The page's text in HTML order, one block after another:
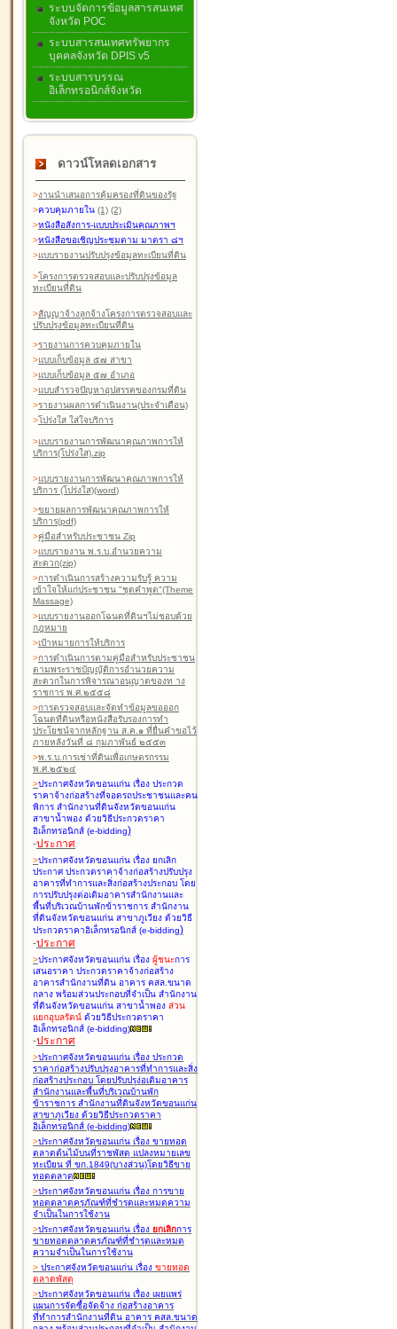
ระบบจัดการข้อมูลสารสนเทศ
จังหวัด POC
ระบบสารสนเทศทรัพยากร
บุคคลจังหวัด DPIS v5
ระบบสารบรรณ
อิเล็กทรอนิกส์จังหวัด
ดาวน์โหลดเอกสาร
>งานนำเสนอการคุ้มครองที่ดินของรัฐ
>ควบคุมภายใน (1) (2)
>หนังสือสังการ-แบบประเมินคุณภาพฯ
>หนังสือขอเชิญประชุมตาม มาตรา ๘ฯ
>แบบรายงานปรับปรุงข้อมูลทะเบียนที่ดิน
>โครงการตรวจสอบและปรับปรุงข้อมูล
ทะเบียนที่ดิน
>สัญญาจ้างลูกจ้างโครงการตรวจสอบและ
ปรับปรุงข้อมูลทะเบียนที่ดิน
>รายงานการควบคุมภายใน
>แบบเก็บข้อมูล ๕๗ สาขา
>แบบเก็บข้อมูล ๕๗ อำเภอ
>แบบสำรวจปัญหาอุปสรรคของกรมที่ดิน
>รายงานผลการดำเนินงาน(ประจำเดือน)
>โปร่งใส ใส่ใจบริการ
>แบบรายงานการพัฒนาคุณภาพการให้
บริการ(โปร่งใส).zip
>แบบรายงานการพัฒนาคุณภาพการให้
บริการ (โปร่งใส)(word)
>ขยายผลการพัฒนาคุณภาพการให้
บริการ(pdf)
>คู่มือสำหรับประชาชน Zip
>แบบรายงาน พ.ร.บ.อำนวยความ
สะดวก(zip)
>การดำเนินการสร้างความรับรู้ ความ
เข้าใจให้แก่ประชาชน "ชุดคำพูด"(Theme
Massage)
>แบบรายงานออกโฉนดที่ดินฯไม่ชอบด้วย
กฎหมาย
>เป้าหมายการให้บริการ
>การดำเนินการตามคู่มือสำหรับประชาชน
ตามพระราชบัญญัติการอำนวยความ
สะดวกในการพิจารณาอนุญาตของท าง
ราชการ พ.ศ.๒๕๕๘
>การตรวจสอบและจัดทำข้อมูลขอออก
โฉนดที่ดินหรือหนังสือรับรองการทำ
ประโยชน์จากหลักฐาน ส.ค.๑ ที่ยื่นคำขอไว้
ภายหลังวันที่ ๘ กุมภาพันธ์ ๒๕๕๓
>พ.ร.บ.การเช่าที่ดินเพื่อเกษตรกรรม
พ.ศ.๒๕๒๔
>ประกาศจังหวัดขอนแก่น เรื่อง ประกวด
ราคาจ้างก่อสร้างที่จอดรถประชาชนและคน
พิการ สำนักงานที่ดินจังหวัดขอนแก่น
สาขาน้ำพอง ด้วยวิธีประกวดราคา
อิเล็กทรอนิกส์ (e-bidding)
-ประกาศ
>ประกาศจังหวัดขอนแก่น เรื่อง ยกเลิก
ประกาศ ประกวดราคาจ้างก่อสร้างปรับปรุง
อาคารที่ทำการและสิ่งก่อสร้างประกอบ โดย
การปรับปรุงต่อเติมอาคารสำนักงานและ
พื้นที่บริเวณบ้านพักข้าราชการ สำนักงาน
ที่ดินจังหวัดขอนแก่น สาขาภูเวียง ด้วยวิธี
ประกวดราคาอิเล็กทรอนิกส์ (e-bidding)
-ประกาศ
>ประกาศจังหวัดขอนแก่น เรื่อง ผู้ชนะการ
เสนอราคา ประกวดราคาจ้างก่อสร้าง
อาคารสำนักงานที่ดิน อาคาร คสล.ขนาด
กลาง พร้อมส่วนประกอบที่จำเป็น สำนักงาน
ที่ดินจังหวัดขอนแก่น สาขาน้ำพอง ส่วน
แยกอุบลรัตน์ ด้วยวิธีประกวดราคา
อิเล็กทรอนิกส์ (e-bidding)
-ประกาศ
>ประกาศจังหวัดขอนแก่น เรื่อง ประกวด
ราคาก่อสร้างปรับปรุงอาคารที่ทำการและสิ่ง
ก่อสร้างประกอบ โดยปรับปรุง่อเติมอาคาร
สำนักงานและพื้นที่บริเวณบ้านพัก
ข้าราชการ สำนักงานที่ดินจังหวัดขอนแก่น
สาขาภูเวียง ด้วยวิธีประกวดราคา
อิเล็กทรอนิกส์ (e-bidding)
>ประกาศจังหวัดขอนแก่น เรื่อง ขายทอด
ตลาดต้นไม้บนที่ราชพัสดุ แปลงหมายเลข
ทะเบียน ที่ ขก.1849(บางส่วน)โดยวิธีขาย
ทอดตลาด
>ประกาศจังหวัดขอนแก่น เรื่อง การขาย
ทอดตลาดครุภัณฑ์ที่ชำรุดและหมดความ
จำเป็นในการใช้งาน
>ประกาศจังหวัดขอนแก่น เรื่อง ยกเลิกการ
ขายทอดตลาดครุภัณฑ์ที่ชำรุดและหมด
ความจำเป็นในการใช้งาน
> ประกาศจังหวัดขอนแก่น เรื่อง ขายทอด
ตลาดพัสดุ
>ประกาศจังหวัดขอนแก่น เรื่อง เผยแพร่
แผนการจัดซื้อจัดจ้าง ก่อสร้างอาคาร
ที่ทำการสำนักงานที่ดิน อาคาร คสล.ขนาด